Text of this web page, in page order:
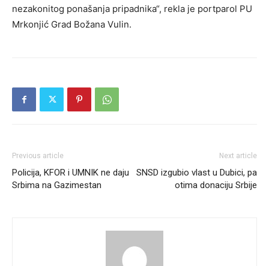
nezakonitog ponašanja pripadnika“, rekla je portparol PU
Mrkonjić Grad Božana Vulin.
Previous article
Policija, KFOR i UMNIK ne daju
Srbima na Gazimestan
Next article
SNSD izgubio vlast u Dubici, pa
otima donaciju Srbije